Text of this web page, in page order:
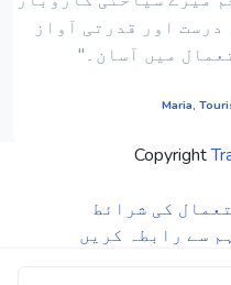
اور قدرتی آواز
میں آسان۔"
کی شرائط
ہم سے رابطہ کریں